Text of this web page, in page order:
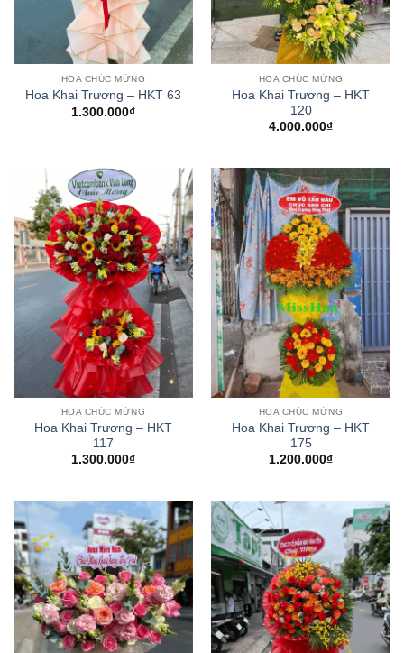
HOA CHÚC MỪNG
Hoa Khai Trương – HKT 63
1.300.000₫
HOA CHÚC MỪNG
Hoa Khai Trương – HKT
120
4.000.000₫
HOA CHÚC MỪNG
Hoa Khai Trương – HKT
117
1.300.000₫
HOA CHÚC MỪNG
Hoa Khai Trương – HKT
175
1.200.000₫